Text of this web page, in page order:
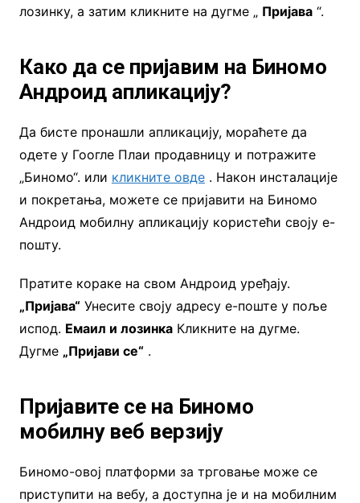
лозинку, а затим кликните на дугме „ Пријава“.
Како да се пријавим на Биномо
Андроид апликацију?
Да бисте пронашли апликацију, мораћете да
одете у Гоогле Плаи продавницу и потражите
„Биномо“. или кликните овде. Након инсталације
и покретања, можете се пријавити на Биномо
Андроид мобилну апликацију користећи своју е-
пошту.
Пратите кораке на свом Андроид уређају.
„Пријава“Унесите своју адресу е-поште у поље
испод. Емаил и лозинкаКликните на дугме.
Дугме „Пријави се“.
Пријавите се на Биномо
мобилну веб верзију
Биномо-овој платформи за трговање може се
приступити на вебу, а доступна је и на мобилним